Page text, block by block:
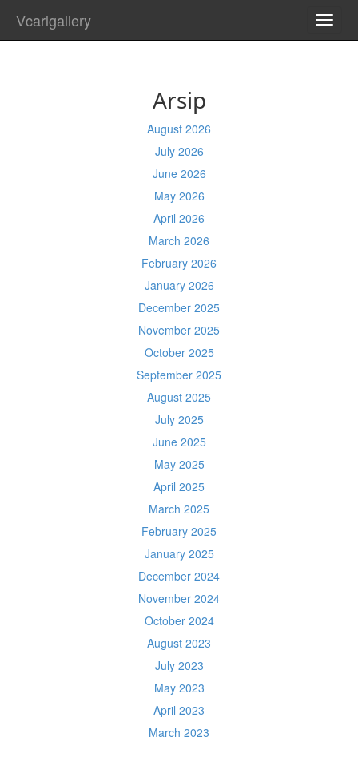
Vcarlgallery
Arsip
August 2026
July 2026
June 2026
May 2026
April 2026
March 2026
February 2026
January 2026
December 2025
November 2025
October 2025
September 2025
August 2025
July 2025
June 2025
May 2025
April 2025
March 2025
February 2025
January 2025
December 2024
November 2024
October 2024
August 2023
July 2023
May 2023
April 2023
March 2023